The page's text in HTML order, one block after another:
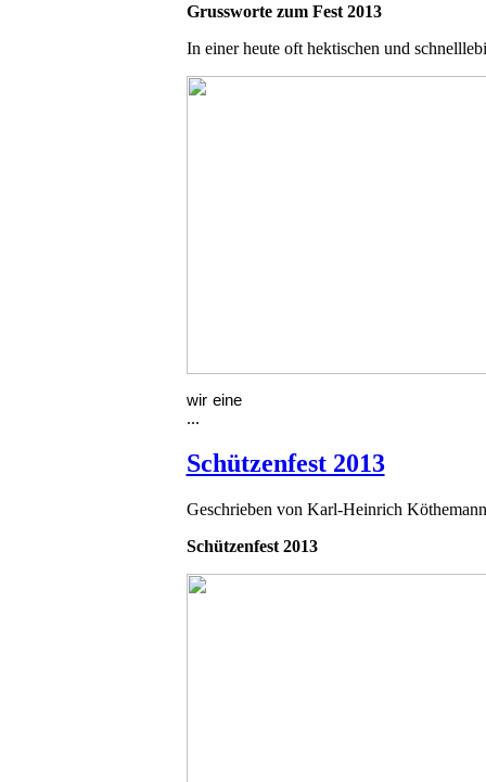
Grussworte zum Fest 2013
In einer heute oft hektischen und
wir eine
...
Schützenfest 2013
Geschrieben von Karl-Heinrich Köthemann
Schützenfest 2013